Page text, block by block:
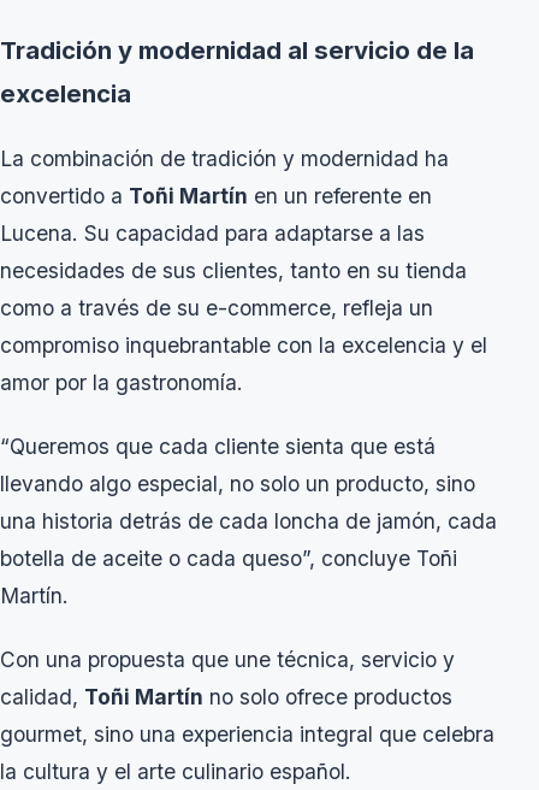
Tradición y modernidad al servicio de la
excelencia
La combinación de tradición y modernidad ha
convertido a Toñi Martín en un referente en
Lucena. Su capacidad para adaptarse a las
necesidades de sus clientes, tanto en su tienda
como a través de su e-commerce, refleja un
compromiso inquebrantable con la excelencia y el
amor por la gastronomía.
“Queremos que cada cliente sienta que está
llevando algo especial, no solo un producto, sino
una historia detrás de cada loncha de jamón, cada
botella de aceite o cada queso”, concluye Toñi
Martín.
Con una propuesta que une técnica, servicio y
calidad, Toñi Martín no solo ofrece productos
gourmet, sino una experiencia integral que celebra
la cultura y el arte culinario español.